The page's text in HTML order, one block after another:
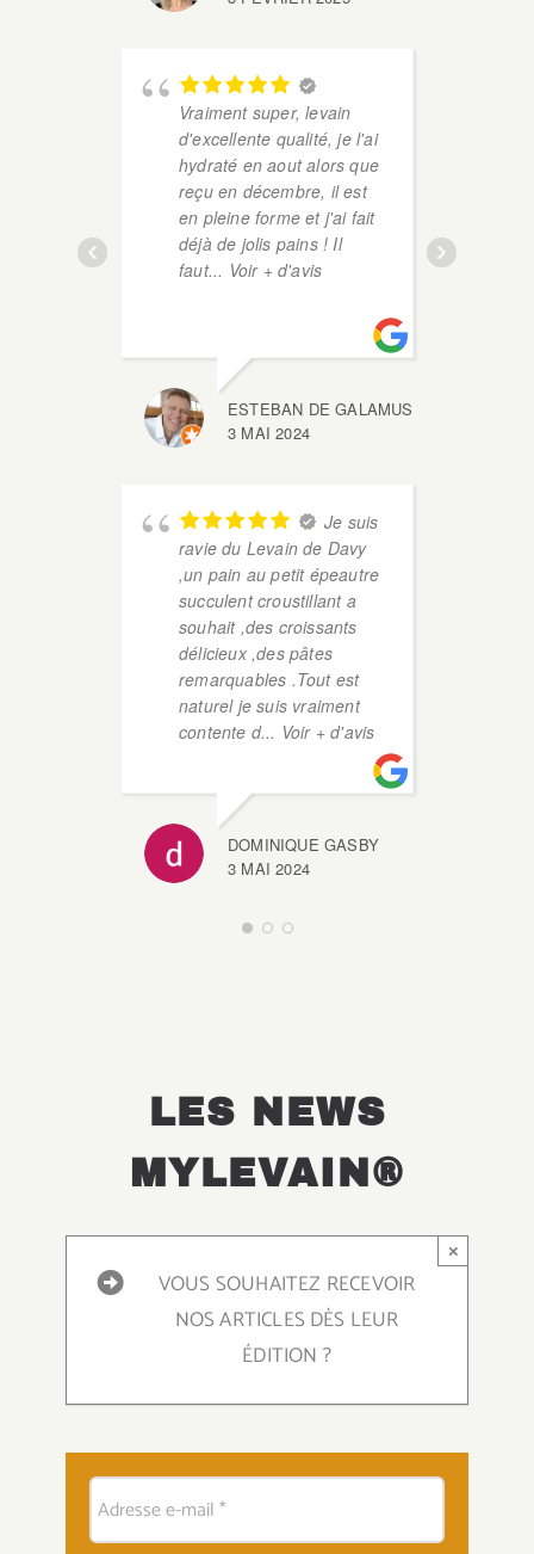
Vraiment super, levain
d'excellente qualité, je l'ai
hydraté en aout alors que
reçu en décembre, il est
en pleine forme et j'ai fait
déjà de jolis pains ! Il
faut... Voir + d'avis
ESTEBAN DE GALAMUS
3 MAI 2024
Je suis
ravie du Levain de Davy
,un pain au petit épeautre
succulent croustillant a
souhait ,des croissants
délicieux ,des pâtes
remarquables .Tout est
naturel je suis vraiment
contente d... Voir + d'avis
DOMINIQUE GASBY
3 MAI 2024
LES NEWS
MYLEVAIN®
VOUS SOUHAITEZ RECEVOIR
NOS ARTICLES DÈS LEUR
ÉDITION ?
×